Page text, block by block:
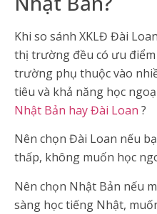
Khi so sánh XKLĐ Đài
thị trường đều có ưu
trường phụ thuộc vào
tiêu và khả năng học
Nhật Bản hay Đài Loan ?
Nên chọn Đài Loan nếu
thấp, không muốn học
Nên chọn Nhật Bản nếu
sàng học tiếng Nhật,